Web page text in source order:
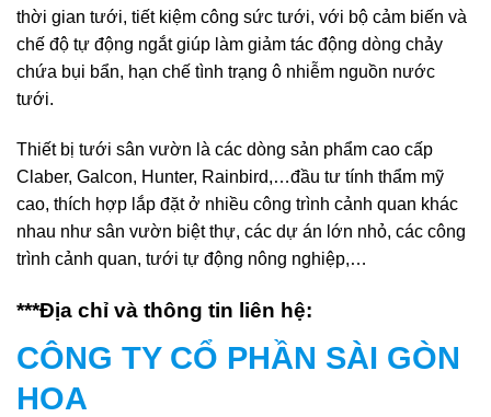
thời gian tưới, tiết kiệm công sức tưới, với bộ cảm biến và
chế độ tự động ngắt giúp làm giảm tác động dòng chảy
chứa bụi bẩn, hạn chế tình trạng ô nhiễm nguồn nước
tưới.
Thiết bị tưới sân vườn là các dòng sản phẩm cao cấp
Claber, Galcon, Hunter, Rainbird,…đầu tư tính thẩm mỹ
cao, thích hợp lắp đặt ở nhiều công trình cảnh quan khác
nhau như sân vườn biệt thự, các dự án lớn nhỏ, các công
trình cảnh quan, tưới tự động nông nghiệp,…
***Địa chỉ và thông tin liên hệ:
CÔNG TY CỔ PHẦN SÀI GÒN
HOA